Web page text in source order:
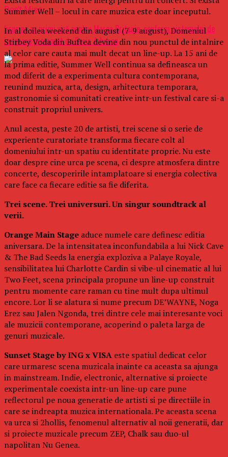
Don't Miss
Iisus nu ar primi viză pentru Marea Britanie, conform sistemului de
imigrare promovat de Boris Johnson
Summer Well – locul in care muzica este doar inceputul.
In al doilea weekend din august (7-9 august), Domeniul
Stirbey Voda din Buftea devine din nou punctul de intalnire
al celor care cauta mai mult decat un line-up. La 15 ani de
la prima editie, Summer Well continua sa defineasca un
mod diferit de a experimenta cultura contemporana,
reunind muzica, arta, design, arhitectura temporara,
gastronomie si comunitati creative intr-un festival care si-a
construit propriul univers.
Anul acesta, peste 20 de artisti, trei scene si o serie de
experiente curatoriate transforma fiecare colt al
domeniului intr-un spatiu cu identitate proprie. Nu este
doar despre cine urca pe scena, ci despre atmosfera dintre
concerte, descoperirile intamplatoare si energia colectiva
care face ca fiecare editie sa fie diferita.
Trei scene. Trei universuri. Un singur soundtrack al
verii.
Orange Main Stage aduce numele care definesc editia
aniversara. De la intensitatea inconfundabila a lui Nick Cave
& The Bad Seeds la energia exploziva a Palaye Royale,
sensibilitatea lui Charlotte Cardin si vibe-ul cinematic al lui
Two Feet, scena principala propune un line-up construit
pentru momente care raman cu tine mult dupa ultimul
encore. Lor li se alatura si nume precum DE’WAYNE, Noga
Erez sau Jalen Ngonda, trei dintre cele mai interesante voci
ale muzicii contemporane, acoperind o paleta larga de
genuri muzicale.
Sunset Stage by ING x VISA este spatiul dedicat celor
care urmaresc scena muzicala inainte ca aceasta sa ajunga
in mainstream. Indie, electronic, alternative si proiecte
experimentale coexista intr-un line-up care pune
reflectorul pe noua generatie de artisti si pe directiile in
care se indreapta muzica internationala. Pe aceasta scena
va urca si 2hollis, fenomenul alternativ al noii generatii, dar
si proiecte muzicale precum ZEP, Chalk sau duo-ul
napolitan Nu Genea.